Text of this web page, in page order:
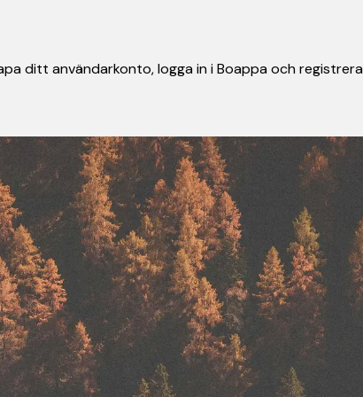
ditt användarkonto, logga in i Boappa och registrera